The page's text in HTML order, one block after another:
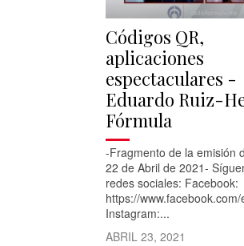
Códigos QR,
aplicaciones
espectaculares -
Eduardo Ruiz-
Fórmula
-Fragmento de la emisión
22 de Abril de 2021-
redes sociales: Facebook:
https://
Instagram:...
ABRIL 23, 2021